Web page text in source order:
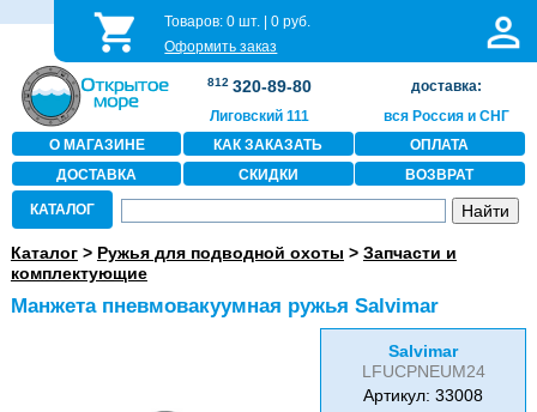
Товаров:0 шт. |0 руб.
Оформить заказ
812 320-89-80
Лиговский 111
доставка:
вся Россия и СНГ
О МАГАЗИНЕ
КАК ЗАКАЗАТЬ
ОПЛАТА
ДОСТАВКА
СКИДКИ ВОЗВРАТ
КАТАЛОГ
Каталог> Ружья для подводной охоты > Запчасти и
комплектующие
Манжета пневмовакуумная ружья Salvimar
Salvimar
LFUCPNEUM24
Артикул: 33008